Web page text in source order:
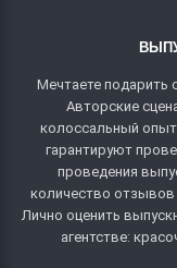
Мечтаете подарить
Авторские
колоссальный
гарантируют
проведения
количество отзывов
Лично оценить
агентстве: